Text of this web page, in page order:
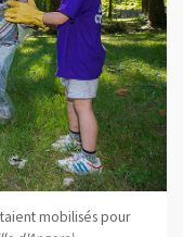
mobilisés pour